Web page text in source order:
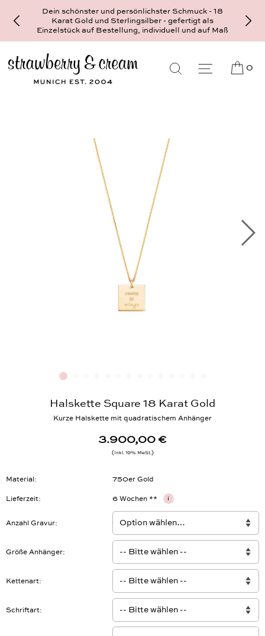
Dein schönster und persönlichster Schmuck - 18
Karat Gold und Sterlingsilber - gefertigt als
Einzelstück auf Bestellung, individuell und auf Maß
0
Halskette Square 18 Karat Gold
Kurze Halskette mit quadratischem Anhänger
3.900,00 €
Inkl. 19% MwSt.
Material 750er Gold
Lieferzeit 6 Wochen ** i
Anzahl Gravur
Größe Anhänger
Kettenart
Schriftart